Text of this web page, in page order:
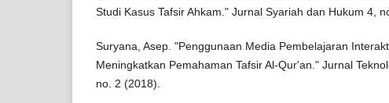
Studi Kasus Tafsir Ahkam." Jurnal Syariah dan Hukum 4,
Suryana, Asep. "Penggunaan Media Pembelajaran
Meningkatkan Pemahaman Tafsir Al-Qur'an." Jurnal
no. 2 (2018).